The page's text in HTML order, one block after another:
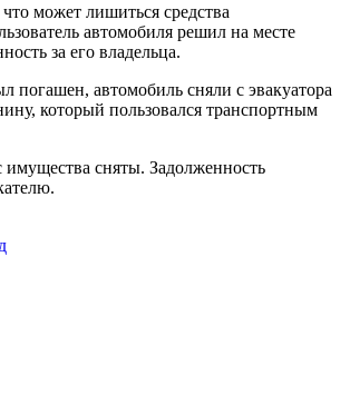
может лишиться средства
автомобиля решил на месте
за его владельца.
погашен, автомобиль сняли с эвакуатора
который пользовался транспортным
имущества сняты. Задолженность